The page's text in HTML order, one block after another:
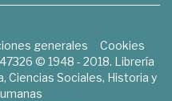
generales
Cookies
© 1948 - 2018. Librería
Ciencias Sociales, Historia y